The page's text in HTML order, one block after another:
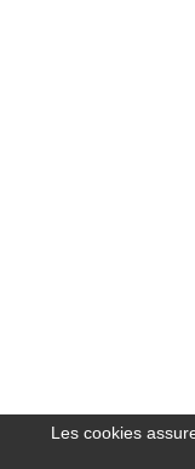
Les cookies